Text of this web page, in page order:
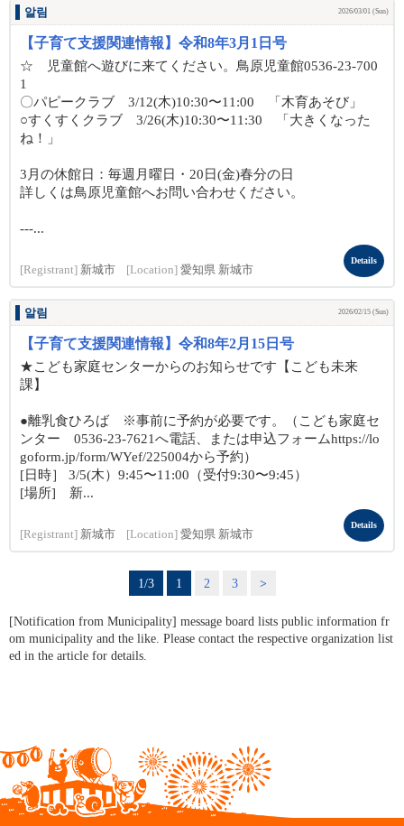
알림 2026/03/01 (Sun)
【子育て支援関連情報】令和8年3月1日号
☆ 児童館へ遊びに来てください。鳥原児童館0536-23-700
1
〇パピークラブ 3/12(木)10:30〜11:00 「木育あそび」
○すくすくクラブ 3/26(木)10:30〜11:30 「大きくなった
ね！」
3月の休館日：毎週月曜日・20日(金)春分の日
詳しくは鳥原児童館へお問い合わせください。
---...
[Registrant] 新城市 [Location] 愛知県 新城市
Details
알림 2026/02/15 (Sun)
【子育て支援関連情報】令和8年2月15日号
★こども家庭センターからのお知らせです【こども未来
課】
●離乳食ひろば ※事前に予約が必要です。（こども家庭セ
ンター 0536-23-7621へ電話、または申込フォームhttps://lo
goform.jp/form/WYef/225004から予約）
[日時］ 3/5(木）9:45〜11:00（受付9:30〜9:45）
[場所] 新...
[Registrant] 新城市 [Location] 愛知県 新城市
Details
1/3 1 2 3 >
[Notification from Municipality] message board lists public information fr
om municipality and the like. Please contact the respective organization list
ed in the article for details.